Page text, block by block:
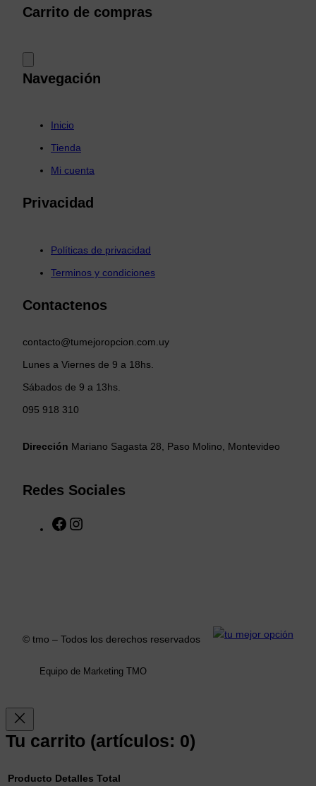
Carrito de compras
Navegación
Inicio
Tienda
Mi cuenta
Privacidad
Políticas de privacidad
Terminos y condiciones
Contactenos
contacto@tumejoropcion.com.uy
Lunes a Viernes de 9 a 18hs.
Sábados de 9 a 13hs.
095 918 310
Dirección Mariano Sagasta 28, Paso Molino, Montevideo
Redes Sociales
F
© tmo – Todos los derechos reservados
Equipo de Marketing TMO
Tu carrito (artículos: 0)
Producto Detalles Total